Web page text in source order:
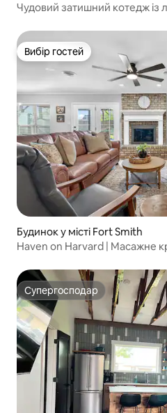
Чудовий затишний котедж із
Вибір гостей
Вибір гостей
Будинок у місті Fort Smith
Haven on Harvard | Масажне
Супергосподар
Супергосподар